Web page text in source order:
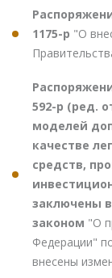
1175-р "О
592-р (ред.
моделей
качестве
средств,
заключены
законом "О
Федерации"
внесены